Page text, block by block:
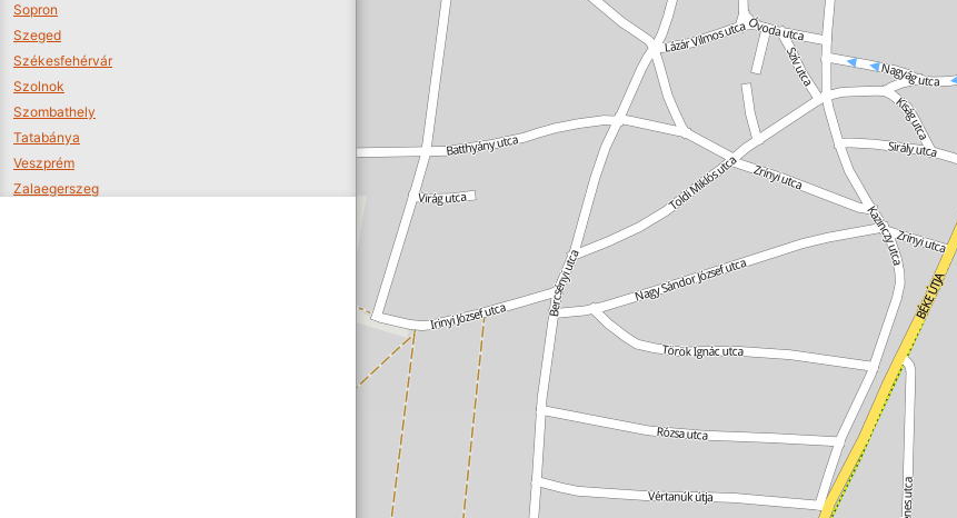
Sopron
Szeged
Székesfehérvár
Szolnok
Szombathely
Tatabánya
Veszprém
Zalaegerszeg